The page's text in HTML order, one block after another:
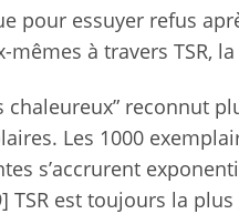
pour essuyer refus
à travers TSR,
chaleureux” reconnut
Les 1000
s’accrurent
est toujours la